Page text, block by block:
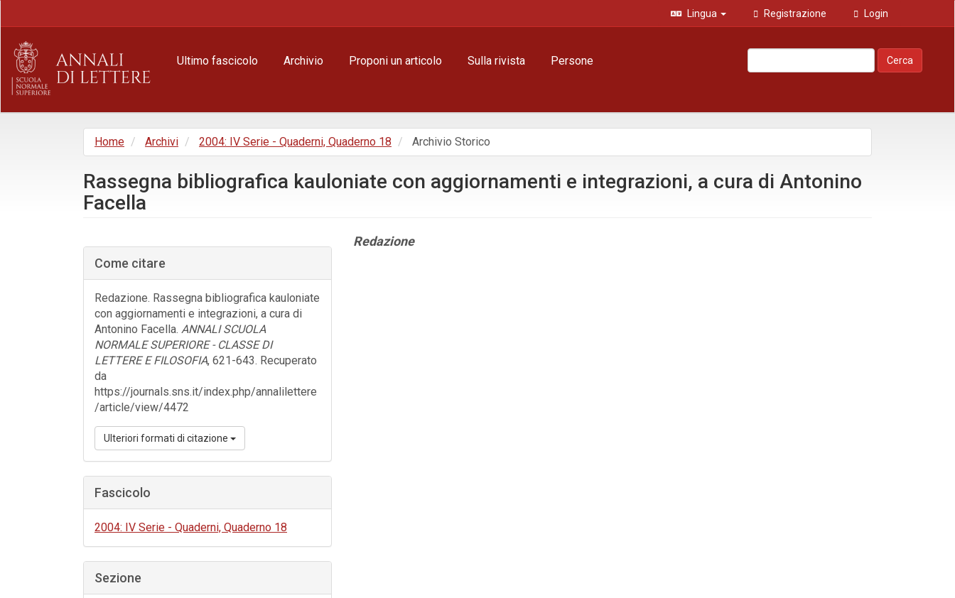
principale
Barra
laterale
Lingua Registrazione Login
Ultimo fascicolo Archivio Proponi un articolo Sulla rivista Persone Cerca
Home Archivi 2004: IV Serie - Quaderni, Quaderno 18 Archivio Storico
Rassegna bibliografica kauloniate con aggiornamenti e integrazioni, a cura di Antonino
Facella
laterale
dell'articolo
Come citare
Redazione. Rassegna bibliografica kauloniate
con aggiornamenti e integrazioni, a cura di
Antonino Facella. ANNALI SCUOLA
NORMALE SUPERIORE - CLASSE DI
LETTERE E FILOSOFIA, 621-643. Recuperato
da
https://journals.sns.it/index.php/annalilettere
/article/view/4472
Ulteriori formati di citazione
Fascicolo
2004: IV Serie - Quaderni, Quaderno 18
Sezione
Contenuto
Redazione